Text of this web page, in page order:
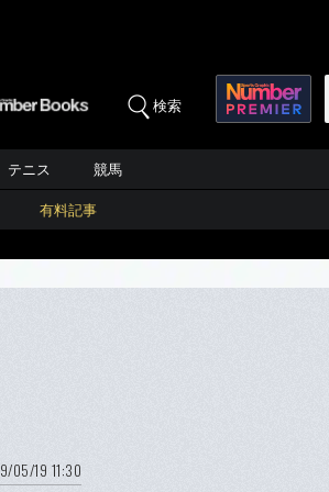
検索
テニス 競馬
有料記事
05/19 11:30